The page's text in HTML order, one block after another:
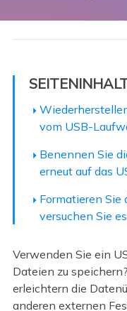
vom USB-
Benennen Sie
erneut auf das
Formatieren Sie
versuchen Sie
Verwenden Sie ein
Dateien zu
erleichtern die
anderen externen